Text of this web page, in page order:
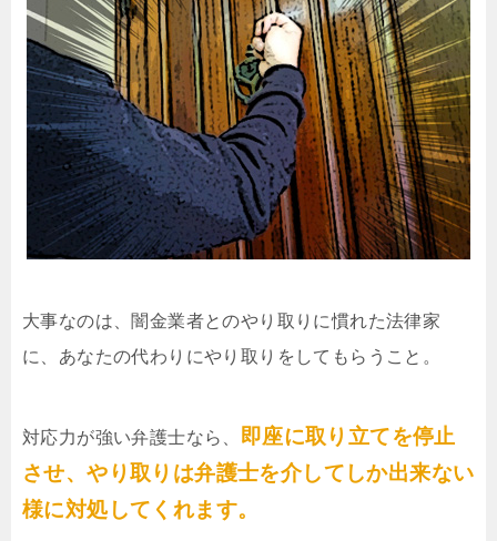
大事なのは、闇金業者とのやり取りに慣れた法律家
に、あなたの代わりにやり取りをしてもらうこと。
対応力が強い弁護士なら、 即座に取り立てを停止
させ、やり取りは弁護士を介してしか出来ない
様に対処してくれます。